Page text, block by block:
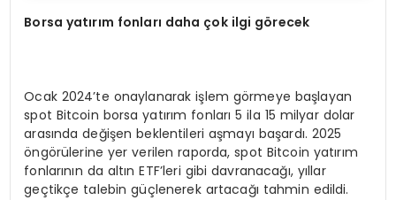
Borsa yatırım fonları daha çok ilgi görecek
Ocak 2024’te onaylanarak işlem görmeye başlayan
spot Bitcoin borsa yatırım fonları 5 ila 15 milyar dolar
arasında değişen beklentileri aşmayı başardı. 2025
öngörülerine yer verilen raporda, spot Bitcoin yatırım
fonlarının da altın ETF’leri gibi davranacağı, yıllar
geçtikçe talebin güçlenerek artacağı tahmin edildi.